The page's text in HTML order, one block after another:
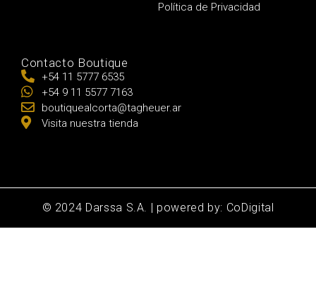
Política de Privacidad
Contacto Boutique
+54 11 5777 6535
+54 9 11 5577 7163
boutiquealcorta@tagheuer.ar
Visita nuestra tienda
© 2024 Darssa S.A. | powered by: CoDigital